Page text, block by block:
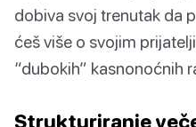
dobiva svoj trenutak da
ćeš više o svojim
“dubokih” kasnonoćnih
Strukturiranje